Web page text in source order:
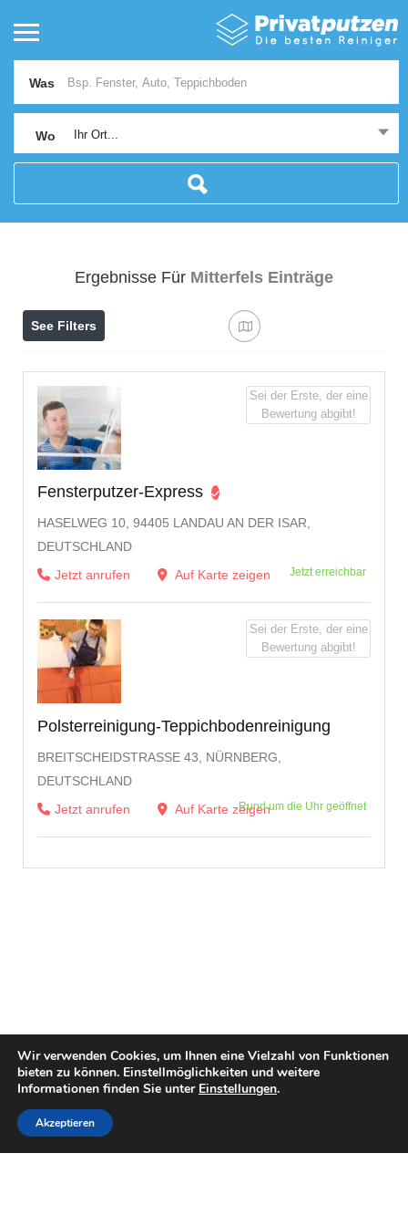
Was
Wo Ihr Ort...
Ergebnisse Für Mitterfels Einträge
See Filters
Fensterputzer-Express
HASELWEG 10, 94405 LANDAU AN DER ISAR,
DEUTSCHLAND
Jetzt anrufen
Auf Karte zeigen Jetzt erreichbar
Sei der Erste, der eine
Bewertung abgibt!
Polsterreinigung-Teppichbodenreinigung
BREITSCHEIDSTRASSE 43, NÜRNBERG, D
EUTSCHLAND
Jetzt anrufen
Auf Karte zeigenRund um die Uhr geöffnet
Sei der Erste, der eine
Bewertung abgibt!
Wir verwenden Cookies, um Ihnen eine Vielzahl von Funktionen
bieten zu können. Einstellmöglichkeiten und weitere
Informationen finden Sie unter Einstellungen.
Akzeptieren